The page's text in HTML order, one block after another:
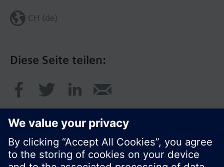
Diese Seite teilen:
CH (de)